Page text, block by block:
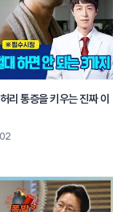
리 통증을 키우는 진짜 이